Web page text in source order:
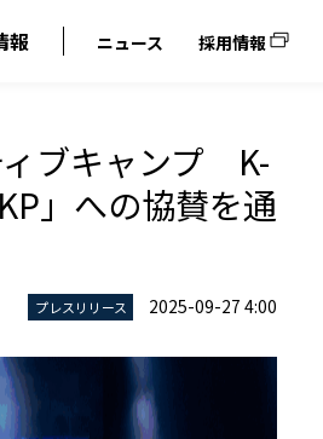
報 ニュース 採用情報
ィブキャンプ K-
」への協賛を通
プレスリリース 2025-09-27 4:00